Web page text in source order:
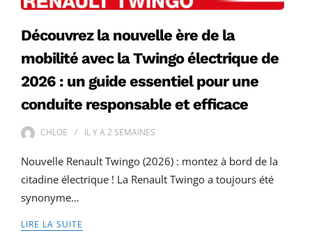
Découvrez la nouvelle ère de la
mobilité avec la Twingo électrique de
2026 : un guide essentiel pour une
conduite responsable et efficace
CHLOE IL Y A2 SEMAINES
Nouvelle Renault Twingo (2026) : montez à bord de la
citadine électrique ! La Renault Twingo a toujours été
synonyme…
LIRE LA SUITE